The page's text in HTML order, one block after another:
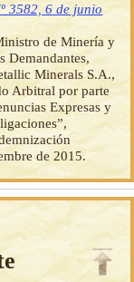
3582, 6 de junio
de Minería y
Demandantes,
Minerals S.A.,
Arbitral por parte
Expresas y
de 2015.